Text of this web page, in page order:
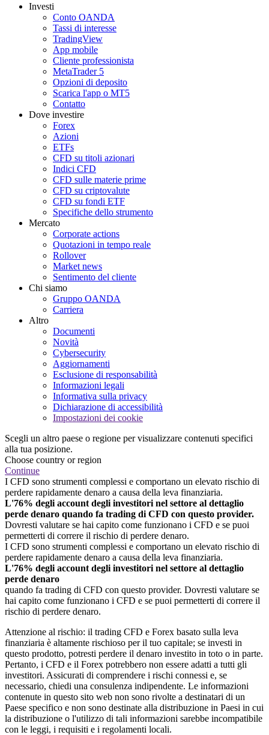
Investi
Conto OANDA
Tassi di interesse
TradingView
App mobile
Cliente professionista
MetaTrader 5
Opzioni di deposito
Scarica l'app o MT5
Contatto
Dove investire
Forex
Azioni
ETFs
CFD su titoli azionari
Indici CFD
CFD sulle materie prime
CFD su criptovalute
CFD su fondi ETF
Specifiche dello strumento
Mercato
Corporate actions
Quotazioni in tempo reale
Rollover
Market news
Sentimento del cliente
Chi siamo
Gruppo OANDA
Carriera
Altro
Documenti
Novità
Cybersecurity
Aggiornamenti
Esclusione di responsabilità
Informazioni legali
Informativa sulla privacy
Dichiarazione di accessibilità
Impostazioni dei cookie
Scegli un altro paese o regione per visualizzare contenuti specifici
alla tua posizione.
Choose country or region
Continue
I CFD sono strumenti complessi e comportano un elevato rischio di
perdere rapidamente denaro a causa della leva finanziaria.
L'76% degli account degli investitori nel settore al dettaglio
perde denaro quando fa trading di CFD con questo provider.
Dovresti valutare se hai capito come funzionano i CFD e se puoi
permetterti di correre il rischio di perdere denaro.
I CFD sono strumenti complessi e comportano un elevato rischio di
perdere rapidamente denaro a causa della leva finanziaria.
L'76% degli account degli investitori nel settore al dettaglio
perde denaro
quando fa trading di CFD con questo provider. Dovresti valutare se
hai capito come funzionano i CFD e se puoi permetterti di correre il
rischio di perdere denaro.
Attenzione al rischio: il trading CFD e Forex basato sulla leva
finanziaria è altamente rischioso per il tuo capitale; se investi in
questo prodotto, potresti perdere il denaro investito in toto o in parte.
Pertanto, i CFD e il Forex potrebbero non essere adatti a tutti gli
investitori. Assicurati di comprendere i rischi connessi e, se
necessario, chiedi una consulenza indipendente. Le informazioni
contenute in questo sito web non sono rivolte a destinatari di un
Paese specifico e non sono destinate alla distribuzione in Paesi in cui
la distribuzione o l'utilizzo di tali informazioni sarebbe incompatibile
con le leggi, i requisiti e i regolamenti locali.